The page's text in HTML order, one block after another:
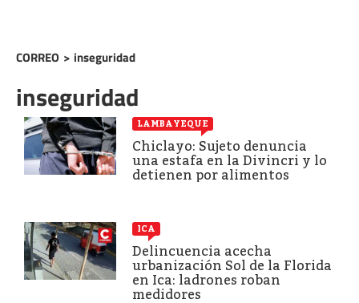
CORREO > inseguridad
inseguridad
LAMBAYEQUE
Chiclayo: Sujeto denuncia
una estafa en la Divincri y lo
detienen por alimentos
ICA
Delincuencia acecha
urbanización Sol de la Florida
en Ica: ladrones roban
medidores